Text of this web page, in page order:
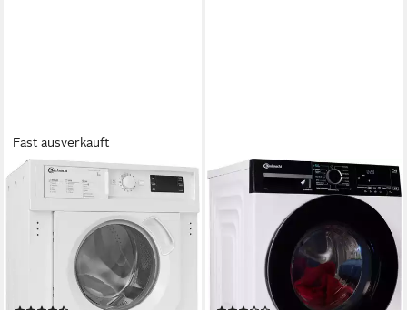
Fast ausverkauft
BAUKNECHT
Einbauwaschmaschine BI
WMBG 71483E DE N
Kapazität Waschen
Betriebsgeräusch
1400 U/min Schleuderdrehzahl
Produktdatenblatt
BAUKNECHT
Waschmaschine B WM Smart
Kapazität Waschen
Betriebsgeräusch
1400 U/min
Schleuderdrehzahl
Produktdatenblatt